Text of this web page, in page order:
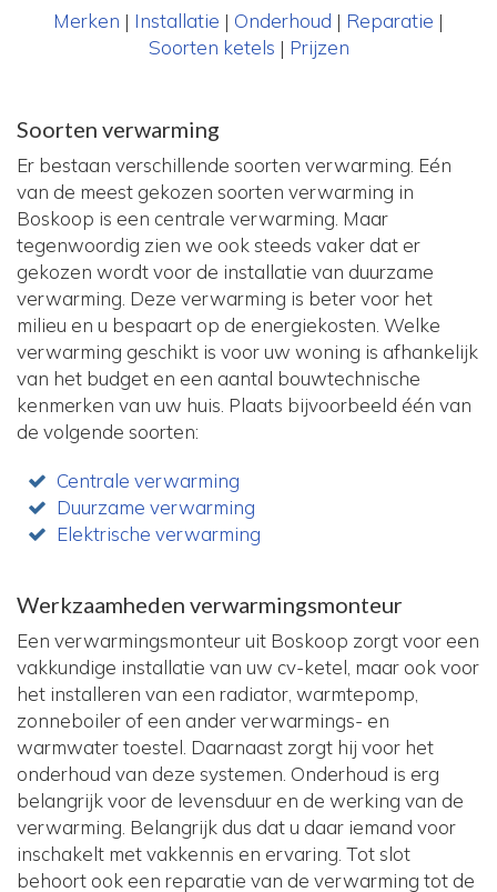
Merken | Installatie | Onderhoud | Reparatie |
Soorten ketels | Prijzen
Soorten verwarming
Er bestaan verschillende soorten verwarming. Eén
van de meest gekozen soorten verwarming in
Boskoop is een centrale verwarming. Maar
tegenwoordig zien we ook steeds vaker dat er
gekozen wordt voor de installatie van duurzame
verwarming. Deze verwarming is beter voor het
milieu en u bespaart op de energiekosten. Welke
verwarming geschikt is voor uw woning is afhankelijk
van het budget en een aantal bouwtechnische
kenmerken van uw huis. Plaats bijvoorbeeld één van
de volgende soorten:
Centrale verwarming
Duurzame verwarming
Elektrische verwarming
Werkzaamheden verwarmingsmonteur
Een verwarmingsmonteur uit Boskoop zorgt voor een
vakkundige installatie van uw cv-ketel, maar ook voor
het installeren van een radiator, warmtepomp,
zonneboiler of een ander verwarmings- en
warmwater toestel. Daarnaast zorgt hij voor het
onderhoud van deze systemen. Onderhoud is erg
belangrijk voor de levensduur en de werking van de
verwarming. Belangrijk dus dat u daar iemand voor
inschakelt met vakkennis en ervaring. Tot slot
behoort ook een reparatie van de verwarming tot de